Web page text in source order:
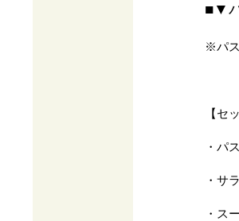
■▼
※パ
【セ
・パ
・サ
・ス